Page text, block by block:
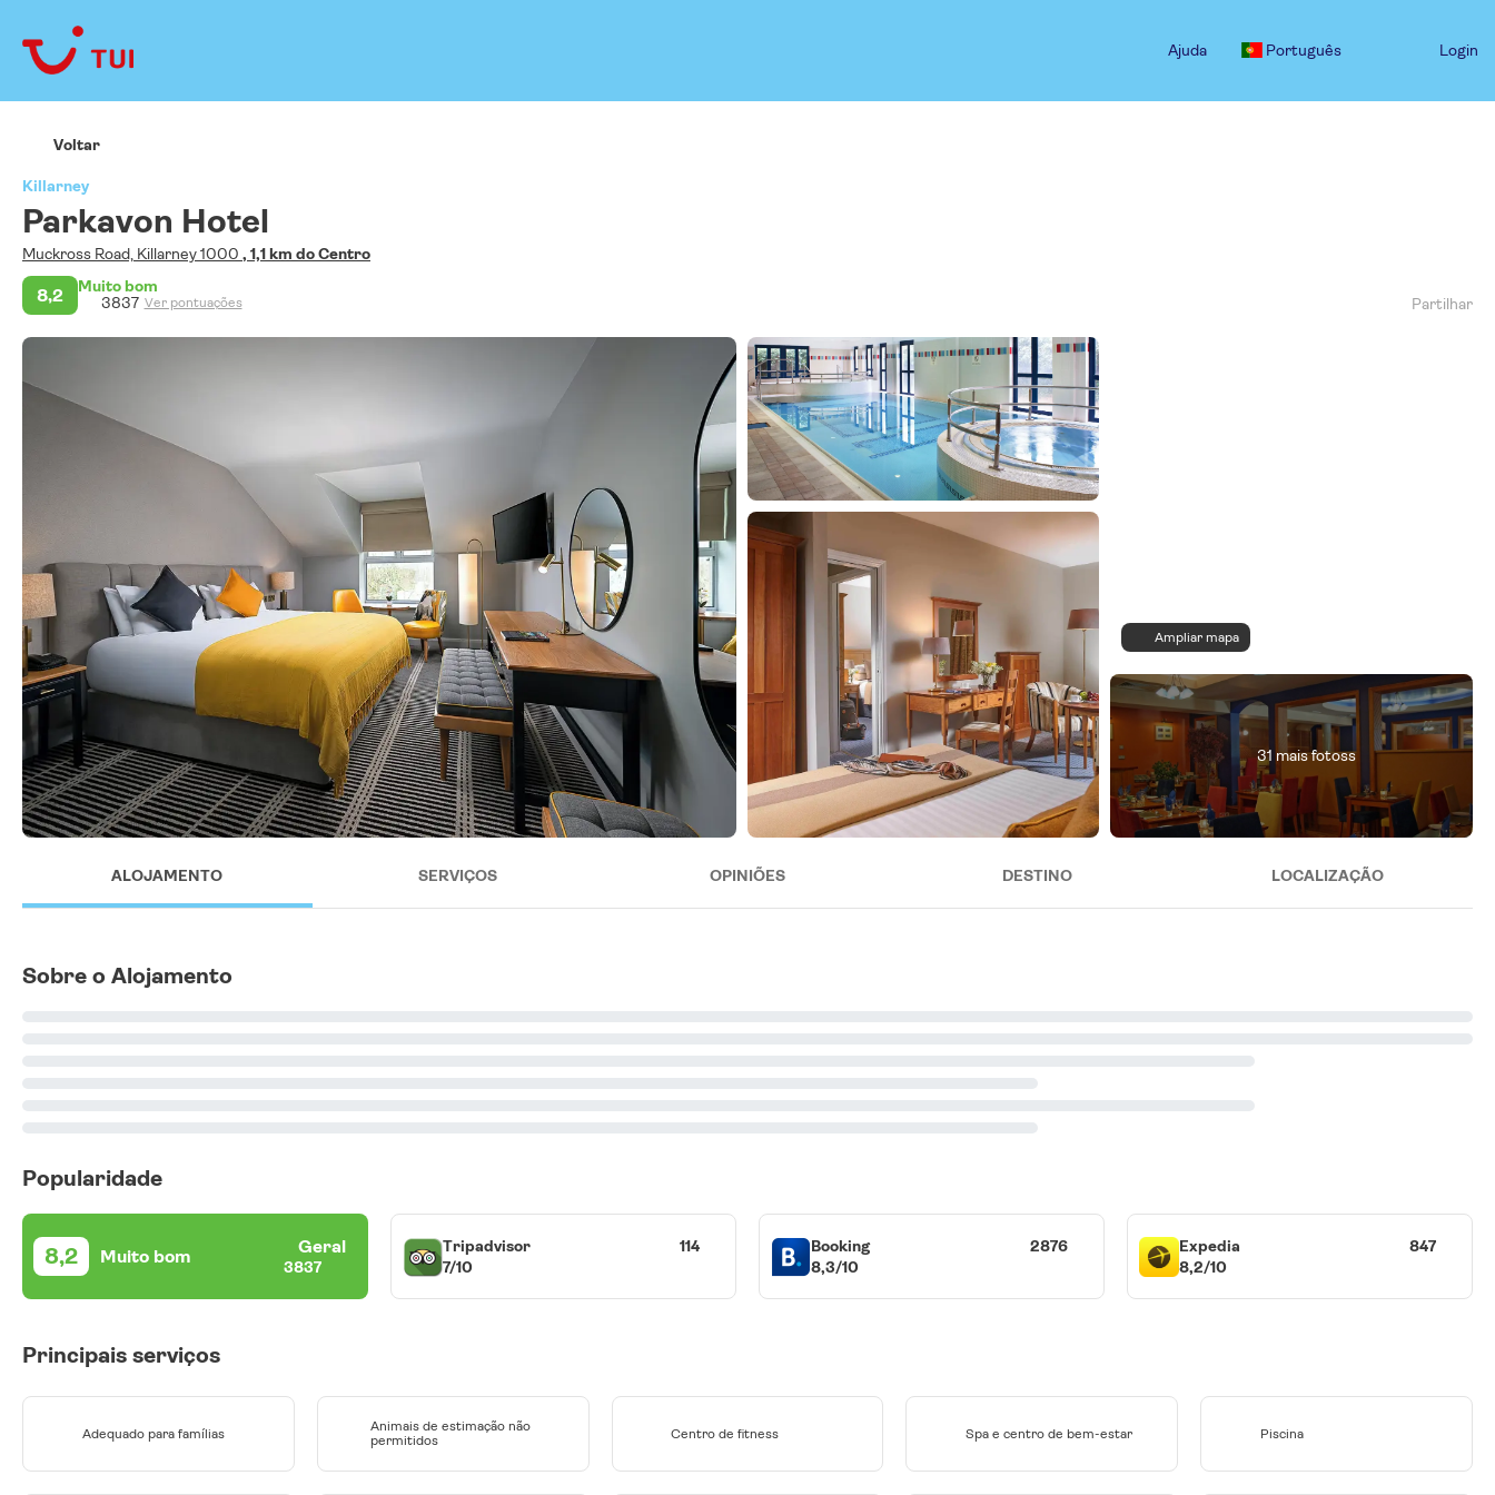
Ajuda Português Login
Voltar
Killarney
Parkavon Hotel
Muckross Road, Killarney 1000 , 1,1 km do Centro
8,2
Muito bom
3837 Ver pontuações Partilhar
Ampliar mapa
31 mais fotoss
ALOJAMENTO SERVIÇOS OPINIÕES DESTINO LOCALIZAÇÃO
Sobre o Alojamento
Popularidade
8,2 Muito bom Geral
3837
Tripadvisor
7/10
114
Booking
8,3/10
2876
Expedia
8,2/10
847
Principais serviços
Adequado para famílias
Animais de estimação não
permitidos
Centro de fitness Spa e centro de bem-estar Piscina